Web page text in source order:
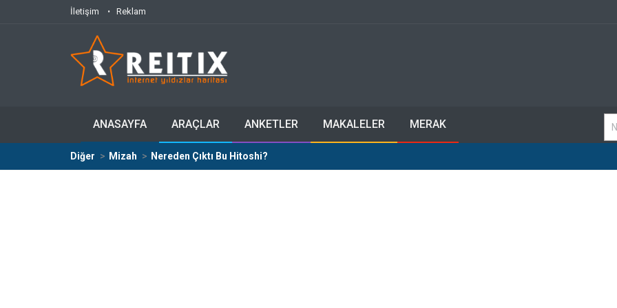
İletişim Reklam
ANASAYFA ARAÇLAR ANKETLER MAKALELER MERAK
Diğer Mizah Nereden Çıktı Bu Hitoshi?